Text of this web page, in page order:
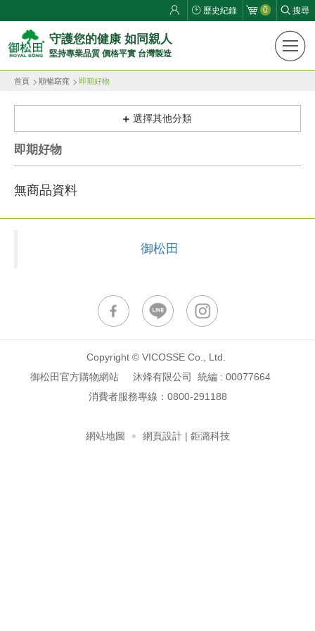
御
松
健
康
生
活
守護您的健康 如同親人
堅持專業品質 價格平實 台灣製造
歷史紀錄 0 搜尋
首頁 順暢窈窕 即期好物
選擇其他分類
即期好物
無商品資料
御松田
Copyright © VICOSSE Co., Ltd.
御松田官方購物網站 沐烽有限公司 統編 : 00077664
消費者服務專線： 0800-291188
網站地圖 網頁設計| 鉅潞科技